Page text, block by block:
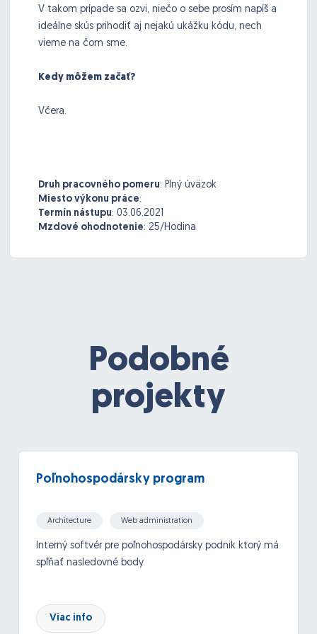
V takom prípade sa ozvi, niečo o sebe prosím napíš a
ideálne skús prihodiť aj nejakú ukážku kódu, nech
vieme na čom sme.
Kedy môžem začať?
Včera.
Druh pracovného pomeru: Plný úväzok
Miesto výkonu práce:
Termín nástupu: 03.06.2021
Mzdové ohodnotenie: 25/Hodina
Podobné
projekty
Poľnohospodársky program
Architecture Web administration
CMS, CRM systems Websites Databases
Interný softvér pre poľnohospodársky podnik ktorý má
spľňať nasledovné body
Skladové hospodárstvo
Tvorba objednávok a evidencia
Viac info